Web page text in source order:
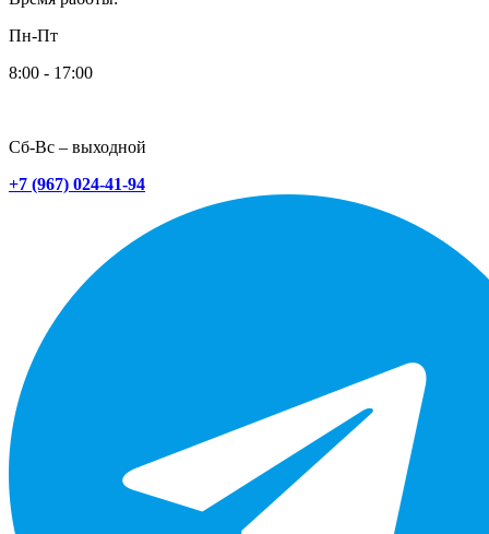
Пн-Пт
8:00 - 17:00
Сб-Вс – выходной
+7 (967) 024-41-94